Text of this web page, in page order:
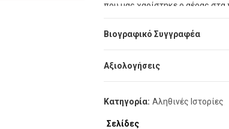
που μας χαρίστηκε ο αέρας στα
Μέσα σε αυτό το ταξίδι θα
Έτσι, χωρίς να τον ρωτήσει
Βιογραφικό Συγγραφέα
Αξιολογήσεις
Κατηγορία: Αληθινές Ιστορίες
Σελίδες